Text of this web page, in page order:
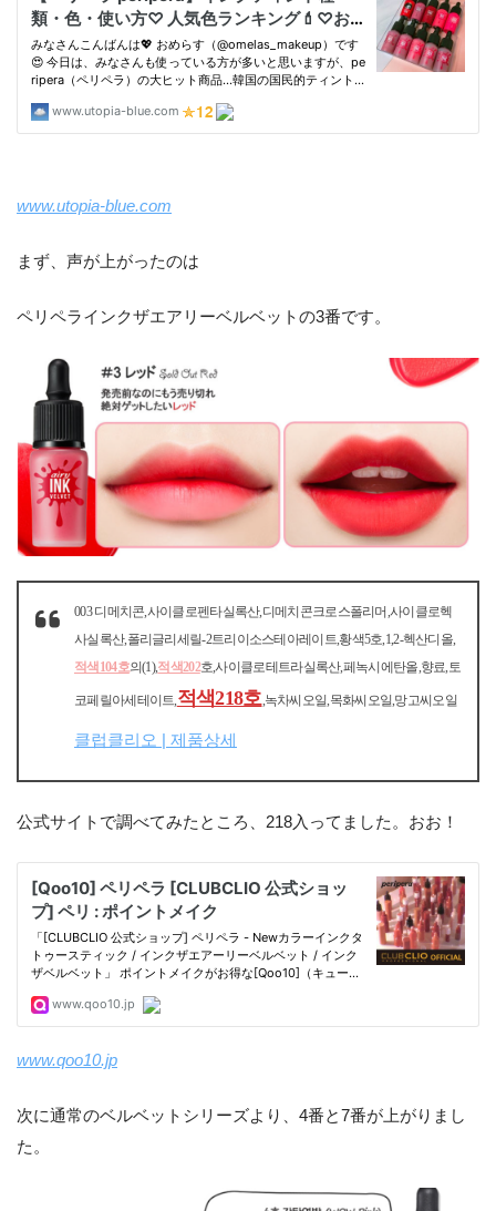
www.utopia-blue.com
まず、声が上がったのは
ペリペラインクザエアリーベルベットの3番です。
003 디메치콘,사이클로펜타실록산,디메치콘크로스폴리머,사이클로헥
사실록산,폴리글리세릴-2트리이소스테아레이트,황색5호,1,2-헥산디올,
적색104호의(1),적색202호,사이클로테트라실록산,페녹시에탄올,향료,토
코페릴아세테이트,적색218호,녹차씨오일,목화씨오일,망고씨오일
클럽클리오 | 제품상세
公式サイトで調べてみたところ、218入ってました。おお！
www.qoo10.jp
次に通常のベルベットシリーズより、4番と7番が上がりまし
た。